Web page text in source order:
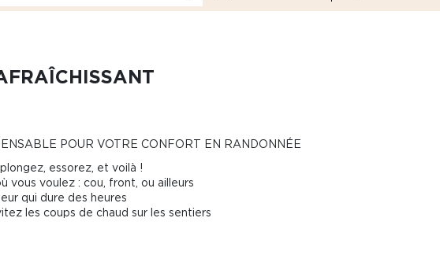
POUR VOTRE CONFORT EN RANDONNÉE
essorez, et voilà !
vous voulez : cou, front, ou ailleurs
qui dure des heures
les coups de chaud sur les sentiers